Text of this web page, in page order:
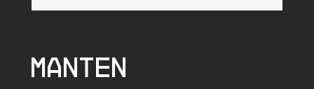
Manten